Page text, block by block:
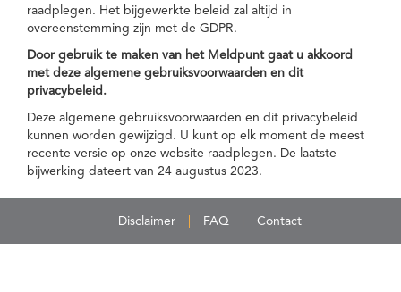
raadplegen. Het bijgewerkte beleid zal altijd in
overeenstemming zijn met de GDPR.
Door gebruik te maken van het Meldpunt gaat u akkoord
met deze algemene gebruiksvoorwaarden en dit
privacybeleid.
Deze algemene gebruiksvoorwaarden en dit privacybeleid
kunnen worden gewijzigd. U kunt op elk moment de meest
recente versie op onze website raadplegen. De laatste
bijwerking dateert van 24 augustus 2023.
Disclaimer FAQ Contact